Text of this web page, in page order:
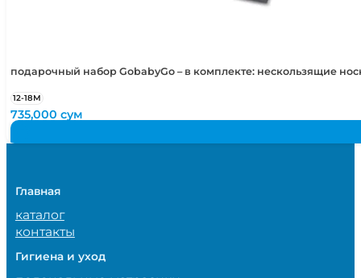
подарочный набор GobabyGo – в комплекте: нескользящие
12-18М
735,000сум
Главная
каталог
контакты
Гигиена и уход